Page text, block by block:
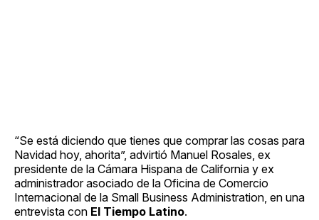
“Se está diciendo que tienes que comprar las cosas para
Navidad hoy, ahorita”, advirtió Manuel Rosales, ex
presidente de la Cámara Hispana de California y ex
administrador asociado de la Oficina de Comercio
Internacional de la Small Business Administration, en una
entrevista con El Tiempo Latino.